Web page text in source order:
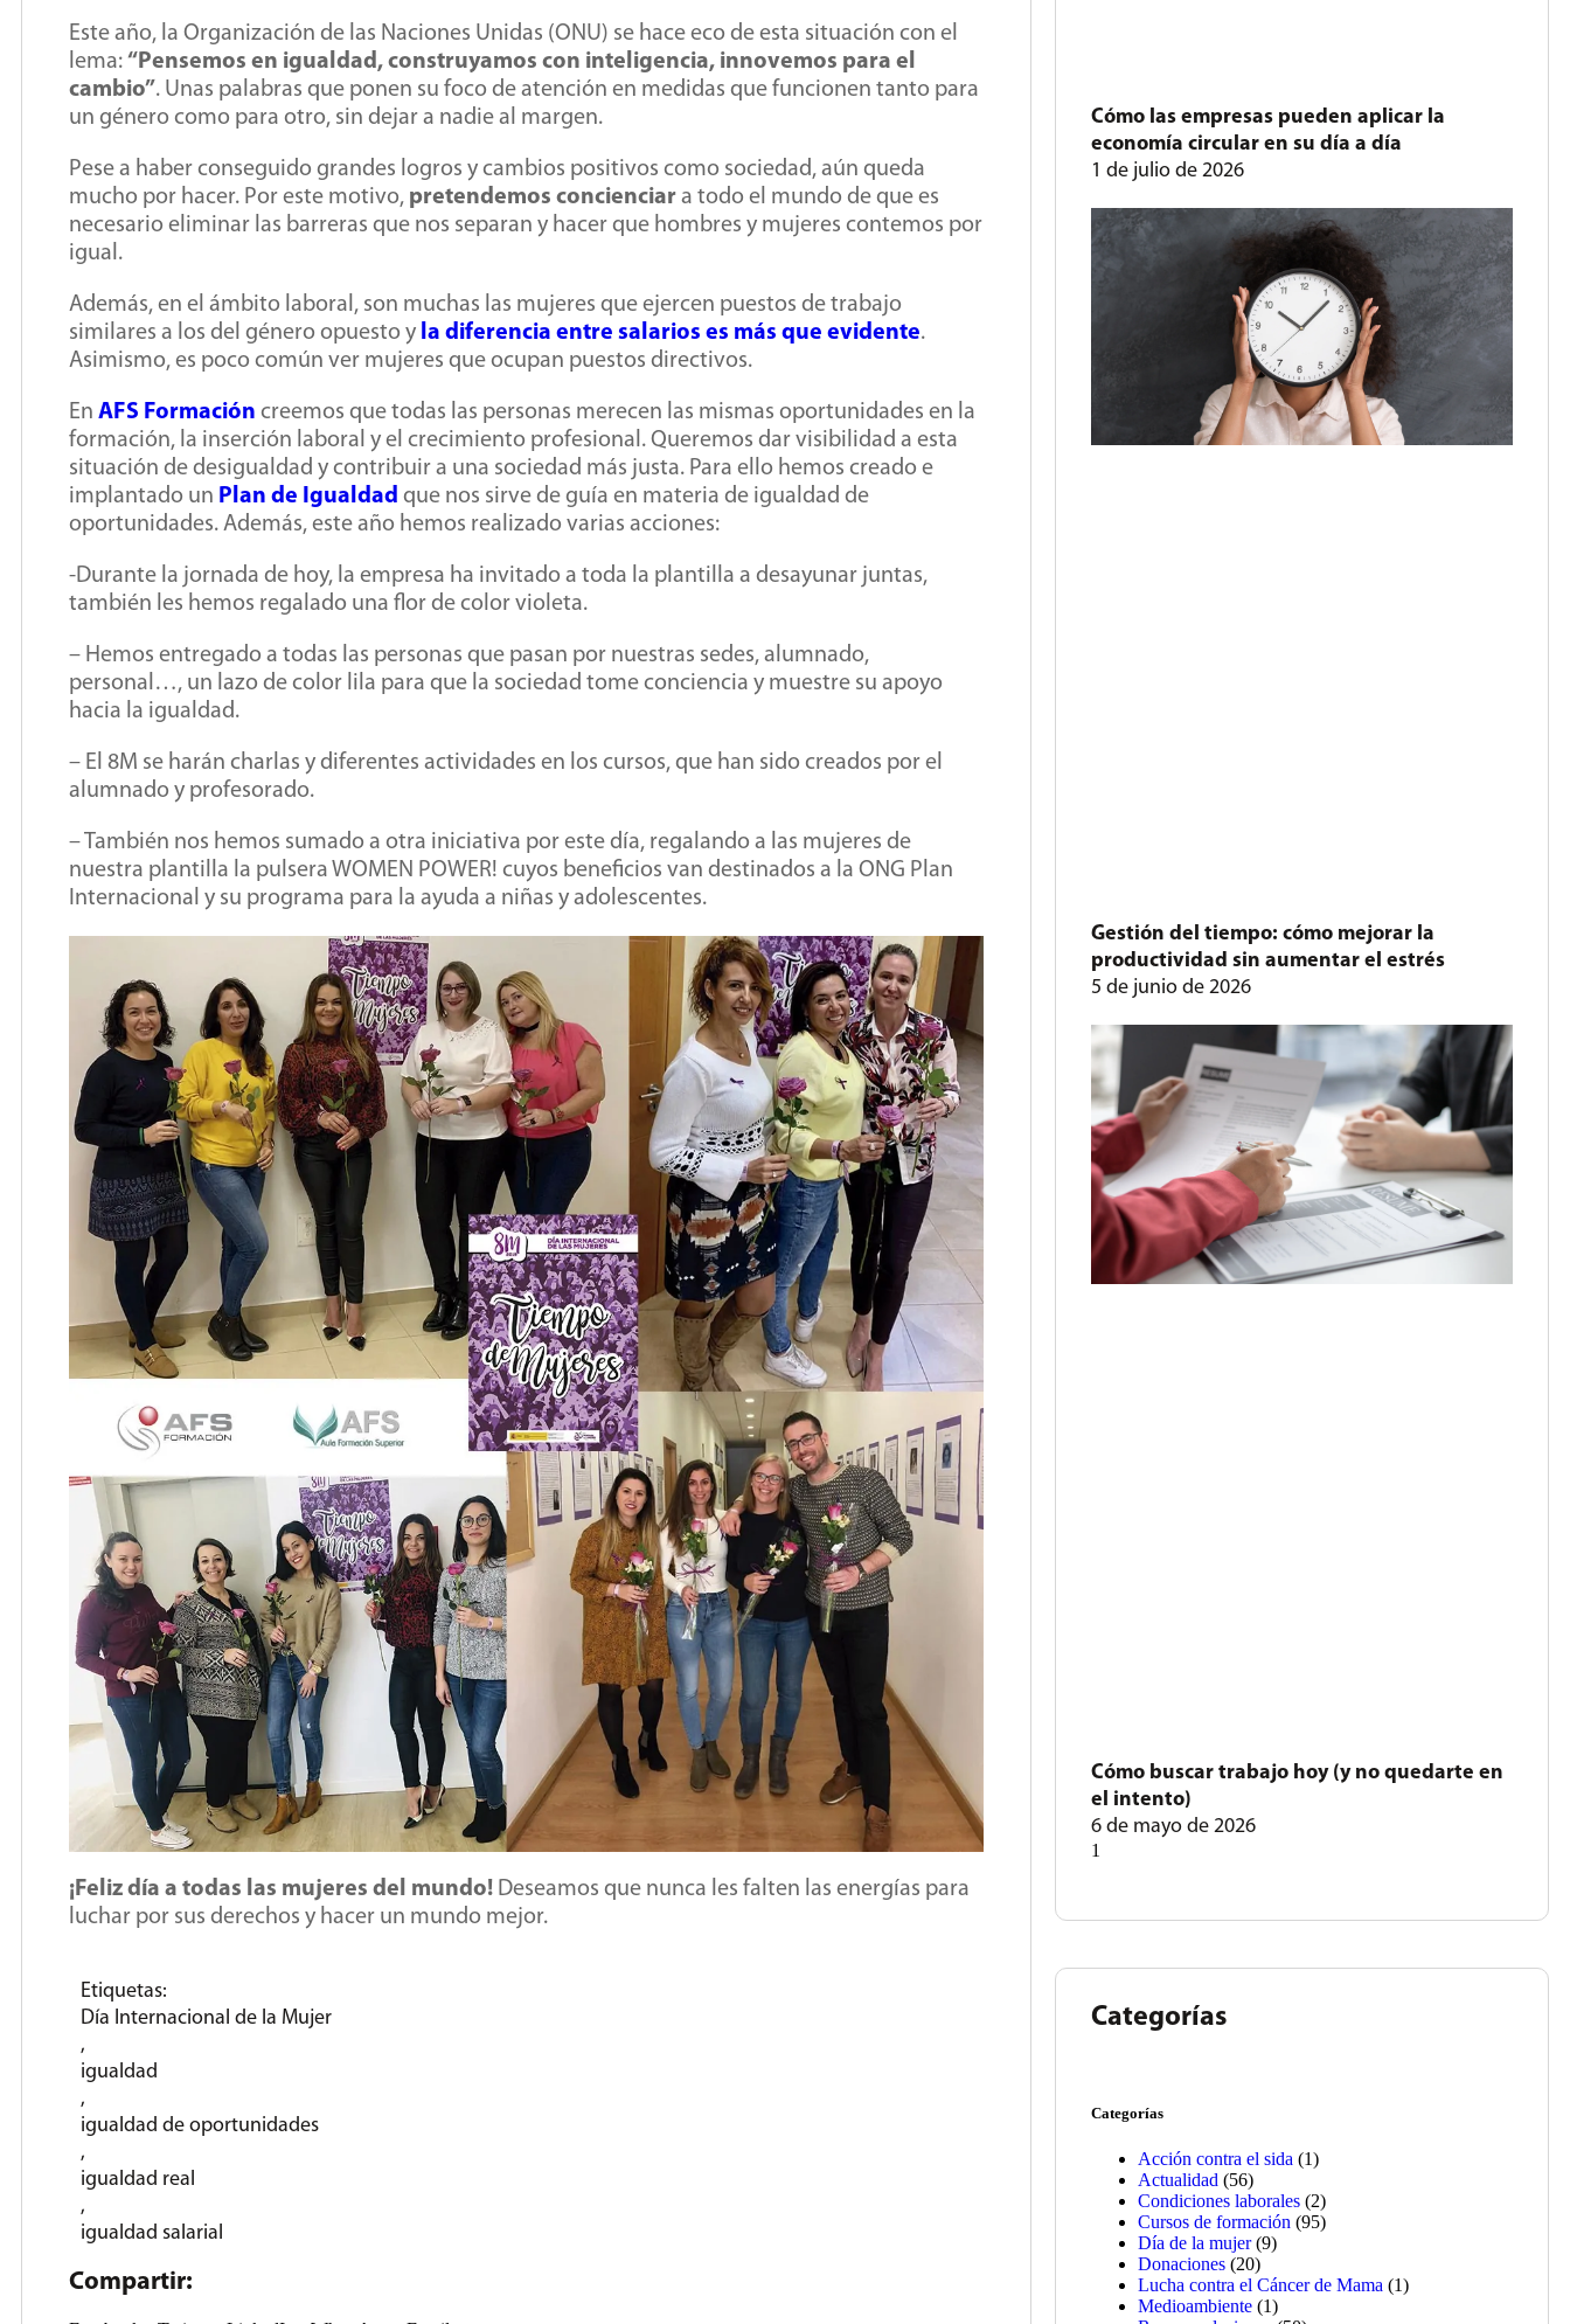
Este año, la Organización de las Naciones Unidas (ONU) se hace eco de esta situación con el
lema: “Pensemos en igualdad, construyamos con inteligencia, innovemos para el
cambio”. Unas palabras que ponen su foco de atención en medidas que funcionen tanto para
un género como para otro, sin dejar a nadie al margen.
Pese a haber conseguido grandes logros y cambios positivos como sociedad, aún queda
mucho por hacer. Por este motivo, pretendemos concienciar a todo el mundo de que es
necesario eliminar las barreras que nos separan y hacer que hombres y mujeres contemos por
igual.
Además, en el ámbito laboral, son muchas las mujeres que ejercen puestos de trabajo
similares a los del género opuesto y la diferencia entre salarios es más que evidente.
Asimismo, es poco común ver mujeres que ocupan puestos directivos.
En AFS Formación creemos que todas las personas merecen las mismas oportunidades en la
formación, la inserción laboral y el crecimiento profesional. Queremos dar visibilidad a esta
situación de desigualdad y contribuir a una sociedad más justa. Para ello hemos creado e
implantado un Plan de Igualdad que nos sirve de guía en materia de igualdad de
oportunidades. Además, este año hemos realizado varias acciones:
-Durante la jornada de hoy, la empresa ha invitado a toda la plantilla a desayunar juntas,
también les hemos regalado una flor de color violeta.
– Hemos entregado a todas las personas que pasan por nuestras sedes, alumnado,
personal…, un lazo de color lila para que la sociedad tome conciencia y muestre su apoyo
hacia la igualdad.
– El 8M se harán charlas y diferentes actividades en los cursos, que han sido creados por el
alumnado y profesorado.
– También nos hemos sumado a otra iniciativa por este día, regalando a las mujeres de
nuestra plantilla la pulsera WOMEN POWER! cuyos beneficios van destinados a la ONG Plan
Internacional y su programa para la ayuda a niñas y adolescentes.
¡Feliz día a todas las mujeres del mundo! Deseamos que nunca les falten las energías para
luchar por sus derechos y hacer un mundo mejor.
Etiquetas:
Día Internacional de la Mujer
,
igualdad
,
igualdad de oportunidades
,
igualdad real
,
igualdad salarial
Compartir:
Cómo las empresas pueden aplicar la
economía circular en su día a día
1 de julio de 2026
Gestión del tiempo: cómo mejorar la
productividad sin aumentar el estrés
5 de junio de 2026
Cómo buscar trabajo hoy (y no quedarte en
el intento)
6 de mayo de 2026
Categorías
Categorías
Acción contra el sida (1)
Actualidad (56)
Condiciones laborales (2)
Cursos de formación (95)
Día de la mujer(9)
Donaciones (20)
Lucha contra el Cáncer de Mama (1)
Medioambiente (1)